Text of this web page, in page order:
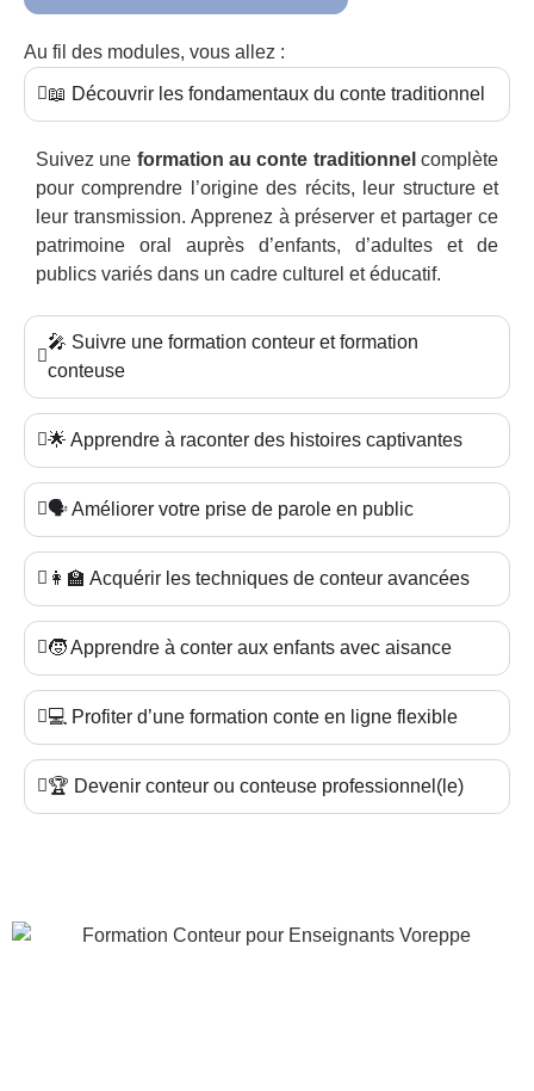
Au fil des modules, vous allez :
📖 Découvrir les fondamentaux du conte traditionnel
Suivez une formation au conte traditionnel complète
pour comprendre l’origine des récits, leur structure et
leur transmission. Apprenez à préserver et partager ce
patrimoine oral auprès d’enfants, d’adultes et de
publics variés dans un cadre culturel et éducatif.
🎤 Suivre une formation conteur et formation
conteuse
🌟 Apprendre à raconter des histoires captivantes
🗣️ Améliorer votre prise de parole en public
👩‍🏫 Acquérir les techniques de conteur avancées
🧒 Apprendre à conter aux enfants avec aisance
💻 Profiter d’une formation conte en ligne flexible
🏆 Devenir conteur ou conteuse professionnel(le)